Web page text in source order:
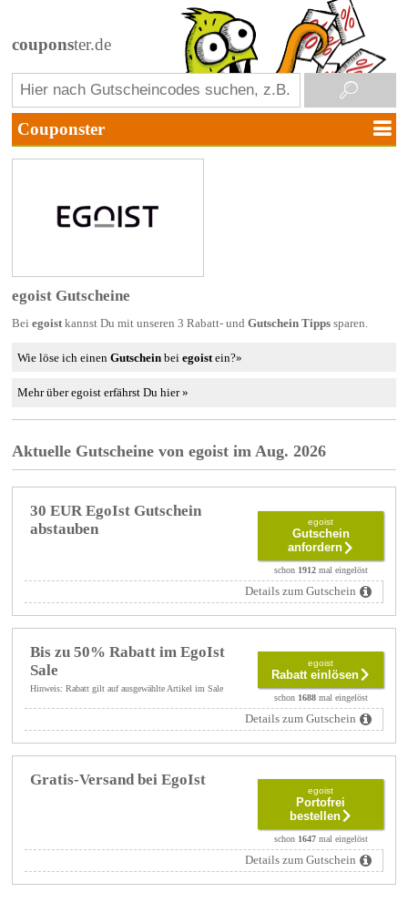
couponster.de
egoist Gutscheine
Bei egoistkannst Du mit unseren 3 Rabatt- und Gutschein Tippssparen.
Wie löse ich einenGutschein beiegoist ein?»
Mehr über egoist erfährst Du hier »
Aktuelle Gutscheine von egoist im Aug. 2026
30 EUR EgoIst Gutschein
abstauben
egoist
Gutschein
anfordern
schon 1912mal eingelöst
Details zum Gutschein
Bis zu 50% Rabatt im EgoIst
Sale
Hinweis: Rabatt gilt auf ausgewählte Artikel im Sale
egoist
Rabatt einlösen
schon 1688mal eingelöst
Details zum Gutschein
Gratis-Versand bei EgoIst
egoist
Portofrei
bestellen
schon 1647mal eingelöst
Details zum Gutschein